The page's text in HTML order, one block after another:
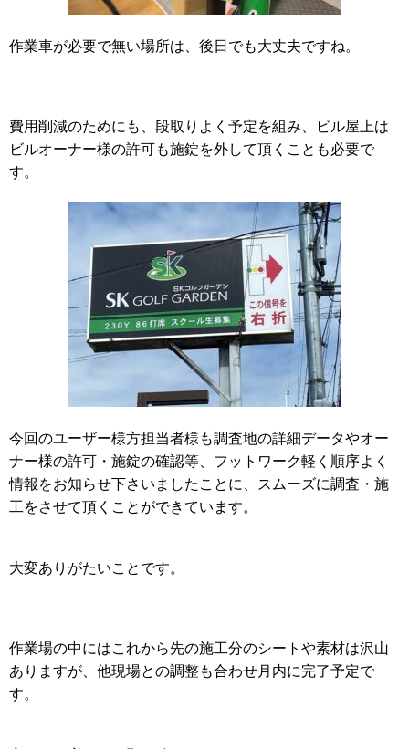
作業車が必要で無い場所は、後日でも大丈夫ですね。
費用削減のためにも、段取りよく予定を組み、ビル屋上は
ビルオーナー様の許可も施錠を外して頂くことも必要で
す。
今回のユーザー様方担当者様も調査地の詳細データやオー
ナー様の許可・施錠の確認等、 フットワーク軽く順序よく
情報をお知らせ下さいましたことに、スムーズに調査・施
工をさせて頂くことができています。
大変ありがたいことです。
作業場の中にはこれから先の施工分のシートや素材は沢山
ありますが、他現場との調整も合わせ月内に完了予定で
す。